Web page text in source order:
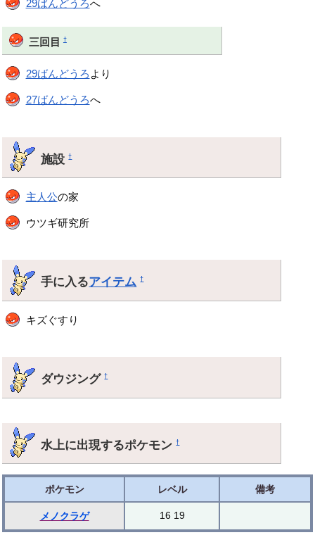
29ばんどうろへ
三回目 †
29ばんどうろ より
27ばんどうろへ
施設†
主人公の家
ウツギ研究所
手に入るアイテム †
キズぐすり
ダウジング†
水上に出現するポケモン†
ポケモン レベル 備考
メノクラゲ 16 19